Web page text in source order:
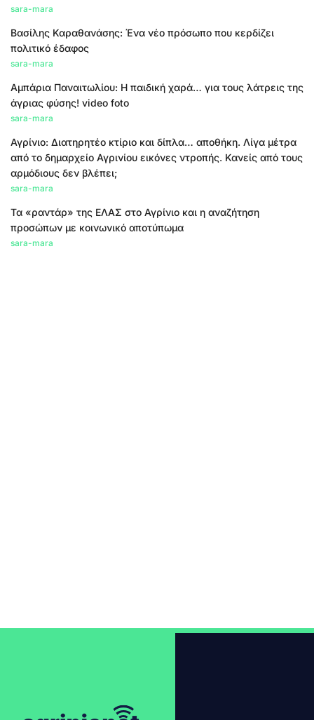
sara-mara
Βασίλης Καραθανάσης: Ένα νέο πρόσωπο που κερδίζει
πολιτικό έδαφος
sara-mara
Αμπάρια Παναιτωλίου: Η παιδική χαρά… για τους λάτρεις της
άγριας φύσης! video foto
sara-mara
Αγρίνιο: Διατηρητέο κτίριο και δίπλα… αποθήκη. Λίγα μέτρα
από το δημαρχείο Αγρινίου εικόνες ντροπής. Κανείς από τους
αρμόδιους δεν βλέπει;
sara-mara
Τα «ραντάρ» της ΕΛΑΣ στο Αγρίνιο και η αναζήτηση
προσώπων με κοινωνικό αποτύπωμα
sara-mara